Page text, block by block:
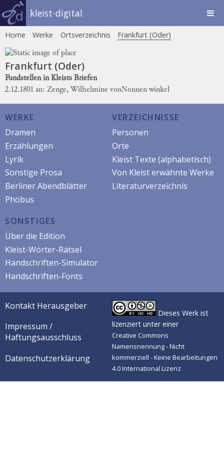
kleist-digital
Home Werke Ortsverzeichnis Frankfurt (Oder)
Frankfurt (Oder)
Fundstellen in Kleists Briefen
2.12.1801 an: Zenge, Wilhelmine vonNonnen winkel
WERKE
Dramen
Erzählungen
Lyrik
Sonstige Prosa
Berliner Abendblätter
Phöbus
VERZEICHNISSE
Personen
Orte
Kleist Texte (alphabetisch)
Von Kleist erwähnte Werke
Literaturverzeichnis
SONSTIGES
Über die Edition
Kleist-Wörter-Rätsel
Handschriften-Simulator
Handschriften-Fonts
Kontakt Herausgeber
Impressum /
Haftungsausschluss
Datenschutzerklärung
Dieses Werk ist
lizenziert unter einer
Creative Commons
Namensnennung - Nicht
kommerziell - Keine Bearbeitungen
4.0 International Lizenz